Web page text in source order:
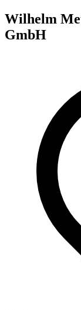
Wilhelm
GmbH